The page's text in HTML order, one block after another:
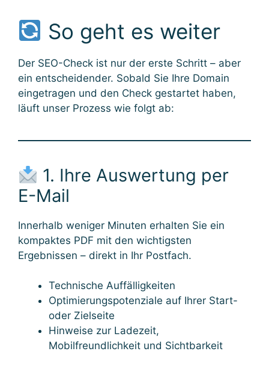
So geht es weiter
Der SEO-Check ist nur der erste Schritt – aber
ein entscheidender. Sobald Sie Ihre Domain
eingetragen und den Check gestartet haben,
läuft unser Prozess wie folgt ab:
1. Ihre Auswertung per
E-Mail
Innerhalb weniger Minuten erhalten Sie ein
kompaktes PDF mit den wichtigsten
Ergebnissen – direkt in Ihr Postfach.
Technische Auffälligkeiten
Optimierungspotenziale auf Ihrer Start-
oder Zielseite
Hinweise zur Ladezeit,
Mobilfreundlichkeit und Sichtbarkeit